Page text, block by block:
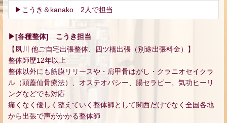
▶こうき＆kanako 2人で担当
▶[各種整体] こうき担当
【夙川 他ご自宅出張整体、四ツ橋出張（別途出張料金）】
整体師歴12年以上
整体以外にも筋膜リリースや・肩甲骨はがし・クラニオセイクラ
ル（頭蓋仙骨療法）、オステオパシー、腸セラピー、気功ヒーリ
ングなどでも対応
痛くなく優しく整えていく整体師として関西だけでなく全国各地
から出張で声がかかる整体師